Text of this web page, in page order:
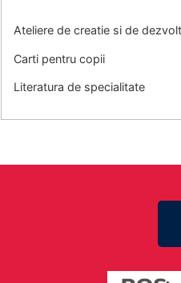
Ateliere de creatie si de
Carti pentru copii
Literatura de specialitate